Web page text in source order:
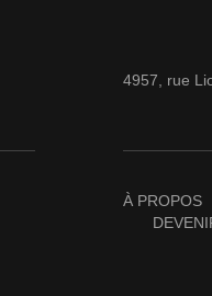
4957, rue
À PROPOS